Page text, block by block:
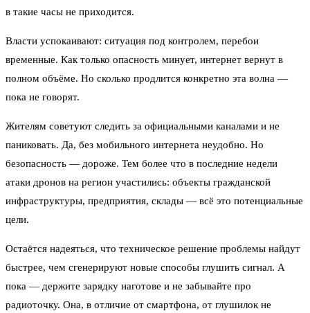
в такие часы не приходится.
Власти успокаивают: ситуация под контролем, перебои
временные. Как только опасность минует, интернет вернут в
полном объёме. Но сколько продлится конкретно эта волна —
пока не говорят.
Жителям советуют следить за официальными каналами и не
паниковать. Да, без мобильного интернета неудобно. Но
безопасность — дороже. Тем более что в последние недели
атаки дронов на регион участились: объекты гражданской
инфраструктуры, предприятия, склады — всё это потенциальные
цели.
Остаётся надеяться, что техническое решение проблемы найдут
быстрее, чем сгенерируют новые способы глушить сигнал. А
пока — держите зарядку наготове и не забывайте про
радиоточку. Она, в отличие от смартфона, от глушилок не